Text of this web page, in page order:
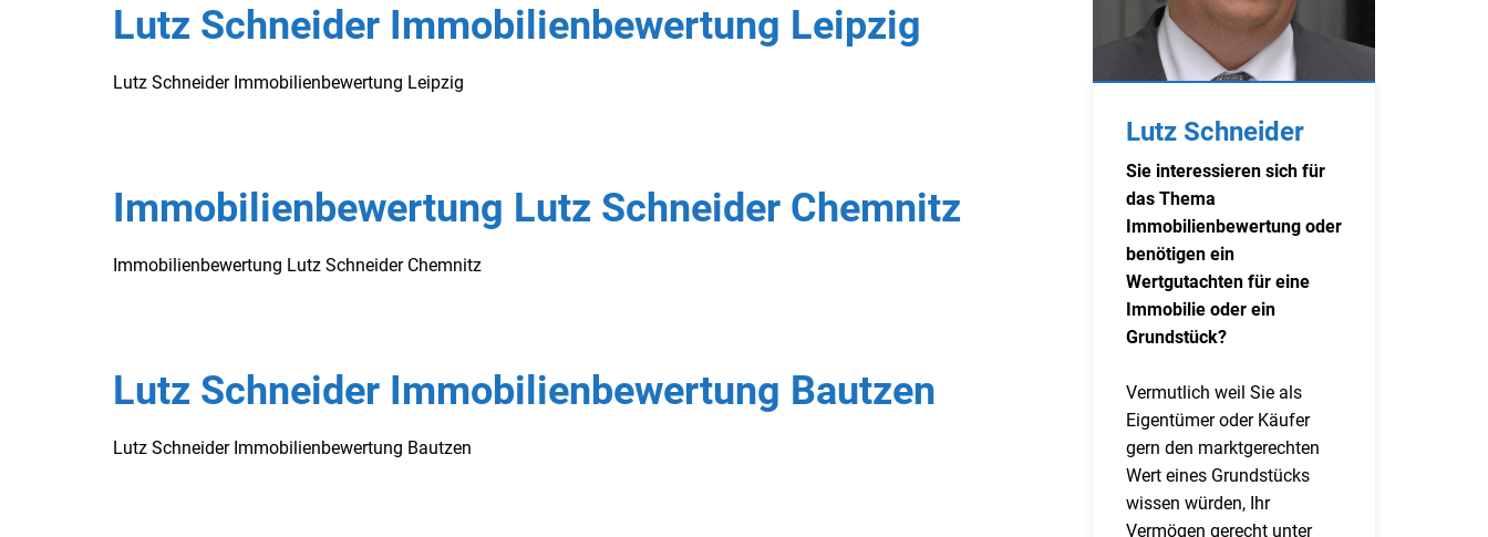
Lutz Schneider Immobilienbewertung Leipzig
Lutz Schneider Immobilienbewertung Leipzig
Immobilienbewertung Lutz Schneider Chemnitz
Immobilienbewertung Lutz Schneider Chemnitz
Lutz Schneider Immobilienbewertung Bautzen
Lutz Schneider Immobilienbewertung Bautzen
Lutz Schneider
Sie interessieren sich für
das Thema
Immobilienbewertung oder
benötigen ein
Wertgutachten für eine
Immobilie oder ein
Grundstück?
Vermutlich weil Sie als
Eigentümer oder Käufer
gern den marktgerechten
Wert eines Grundstücks
wissen würden, Ihr
Vermögen gerecht unter